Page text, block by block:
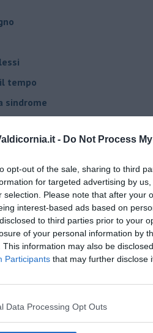
- Do Not Process
opt-out of the sale, sharing to third
for targeted advertising by
selection. Please note that after your
interest-based ads based on
to third parties prior to your
of your personal information by
This information may also be
Participants that may further disclose
Data Processing Opt Outs
tempo
sindrome
è fondamentale
il tuo tempo